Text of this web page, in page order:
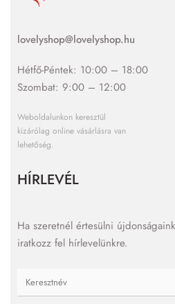
lovelyshop@lovelyshop.hu
Hétfő-Péntek: 10:00 – 18:00
Szombat: 9:00 – 12:00
Weboldalunkon keresztül
kizárólag online vásárlásra van
lehetőség.
HÍRLEVÉL
Ha szeretnél értesülni
iratkozz fel hírlevelünkre.